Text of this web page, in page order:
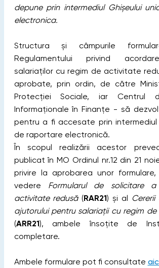
depune prin intermediul Ghișeului
electronica.
Structura și câmpurile
Regulamentului privind
salariaților cu regim de activitate
aprobate, prin ordin, de către
Protecției Sociale, iar Centrul
Informaționale în Finanțe - să
pentru a fi accesate prin intermediul
de raportare electronică.
În scopul realizării acestor
publicat în MO Ordinul nr.12 din 21
privire la aprobarea unor
vedere Formularul de solicitare
activitate redusă(RAR21) și al
ajutorului pentru salariații cu regim
(ARR21), ambele însoțite de
completare.
Ambele formulare pot fi consultate